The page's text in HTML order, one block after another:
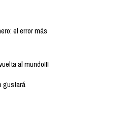
el error más
al mundo!!!
gustará